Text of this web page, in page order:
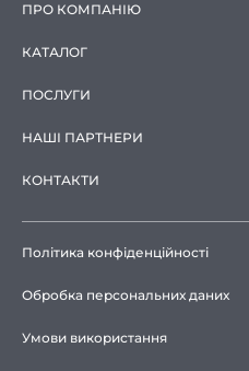
ПРО КОМПАНІЮ
КАТАЛОГ
ПОСЛУГИ
НАШІ ПАРТНЕРИ
КОНТАКТИ
Політика конфіденційності
Обробка персональних даних
Умови використання